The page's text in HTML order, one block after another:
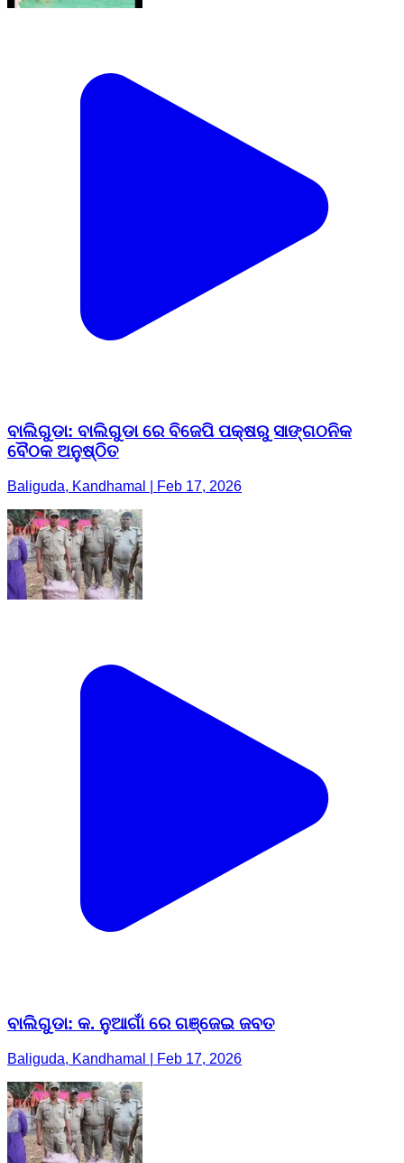
ବାଲିଗୁଡା: ବାଲିଗୁଡା ରେ ବିଜେପି ପକ୍ଷରୁ ସାଙ୍ଗଠନିକ
ବୈଠକ ଅନୁଷ୍ଠିତ
Baliguda, Kandhamal | Feb 17, 2026
ବାଲିଗୁଡା: କ. ନୁଆଗାଁ ରେ ଗଞ୍ଜେଇ ଜବତ
Baliguda, Kandhamal | Feb 17, 2026